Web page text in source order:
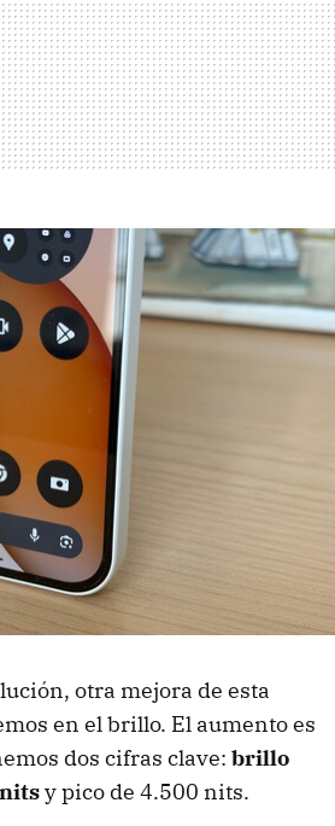
otra mejora de esta
en el brillo. El aumento es
dos cifras clave: brillo
y pico de 4.500 nits.